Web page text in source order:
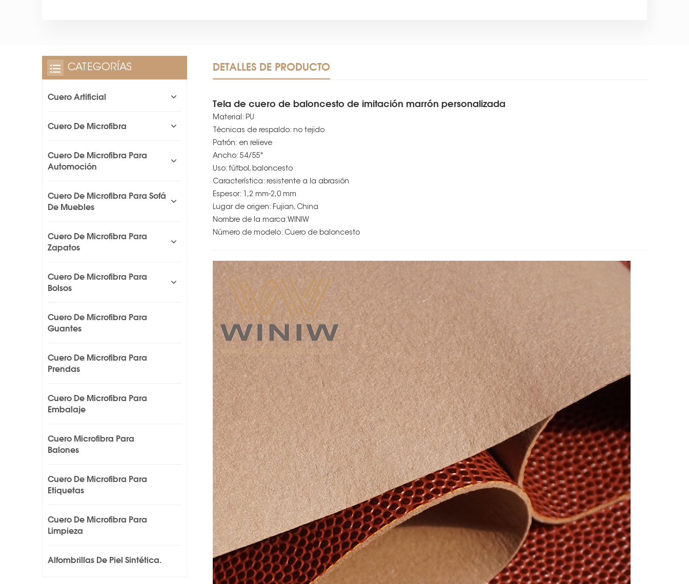
DETALLES DE PRODUCTO
Tela de cuero de baloncesto de imitación marrón personalizada
Material: PU
Técnicas de respaldo: no tejido
Patrón: en relieve
Ancho: 54/55"
Uso: fútbol, baloncesto
Característica: resistente a la abrasión
Espesor: 1,2 mm-2,0 mm
Lugar de origen: Fujian, China
Nombre de la marca:WINIW
Número de modelo: Cuero de baloncesto
CATEGORÍAS
Cuero Artificial
Cuero De Microfibra
Cuero De Microfibra Para
Automoción
Cuero De Microfibra Para Sofá
De Muebles
Cuero De Microfibra Para
Zapatos
Cuero De Microfibra Para
Bolsos
Cuero De Microfibra Para
Guantes
Cuero De Microfibra Para
Prendas
Cuero De Microfibra Para
Embalaje
Cuero Microfibra Para
Balones
Cuero De Microfibra Para
Etiquetas
Cuero De Microfibra Para
Limpieza
Alfombrillas De Piel Sintética.